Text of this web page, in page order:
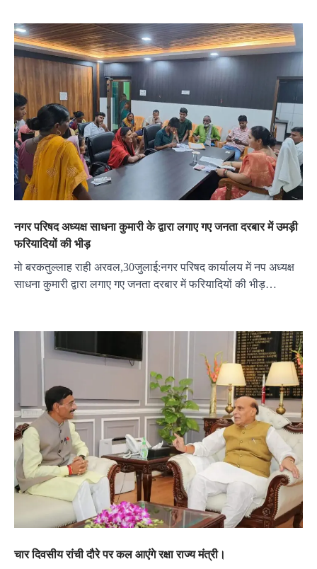
नगर परिषद अध्यक्ष साधना कुमारी के द्वारा लगाए गए जनता दरबार में उमड़ी
फरियादियों की भीड़
मो बरकतुल्लाह राही अरवल,30जुलाई:नगर परिषद कार्यालय में नप अध्यक्ष
साधना कुमारी द्वारा लगाए गए जनता दरबार में फरियादियों की भीड़…
चार दिवसीय रांची दौरे पर कल आएंगे रक्षा राज्य मंत्री।